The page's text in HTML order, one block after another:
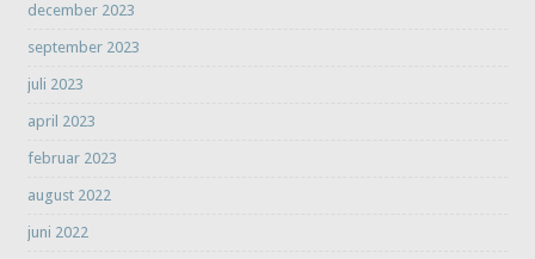
december 2023
september 2023
juli 2023
april 2023
februar 2023
august 2022
juni 2022